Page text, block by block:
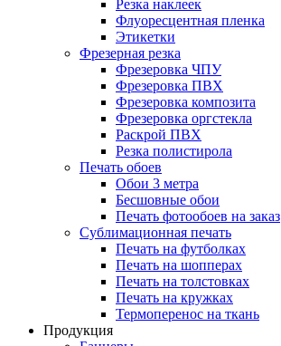
Резка наклеек
Флуоресцентная пленка
Этикетки
Фрезерная резка
Фрезеровка ЧПУ
Фрезеровка ПВХ
Фрезеровка композита
Фрезеровка оргстекла
Раскрой ПВХ
Резка полистирола
Печать обоев
Обои 3 метра
Бесшовные обои
Печать фотообоев на заказ
Сублимационная печать
Печать на футболках
Печать на шопперах
Печать на толстовках
Печать на кружках
Термоперенос на ткань
Продукция